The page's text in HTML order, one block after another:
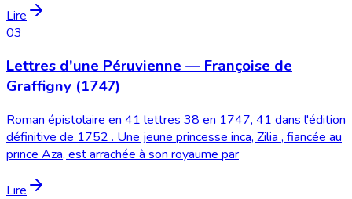
Lire
03
Lettres d'une Péruvienne — Françoise de
Graffigny (1747)
Roman épistolaire en 41 lettres 38 en 1747, 41 dans l'édition
définitive de 1752 . Une jeune princesse inca, Zilia , fiancée au
prince Aza, est arrachée à son royaume par
Lire